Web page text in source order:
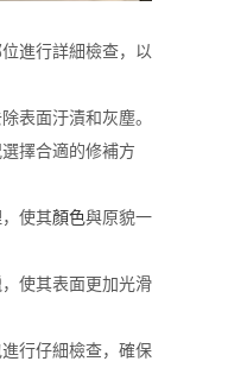
進行詳細檢查，以
表面汙漬和灰塵。
擇合適的修補方
使其顏色與原貌一
使其表面更加光滑
行仔細檢查，確保